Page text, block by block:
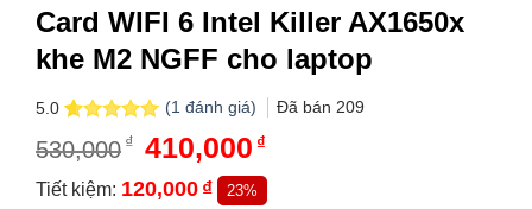
Card WIFI 6 Intel Killer AX1650x
khe M2 NGFF cho laptop
5.0
trên 5
dựa trên
(1 đánh giá) Đã bán 209
530,000 ₫
Giá
gốc
là:
530,000₫.
410,000 ₫Giá
tại
là:
Tiết kiệm: 120,000 ₫ 23%